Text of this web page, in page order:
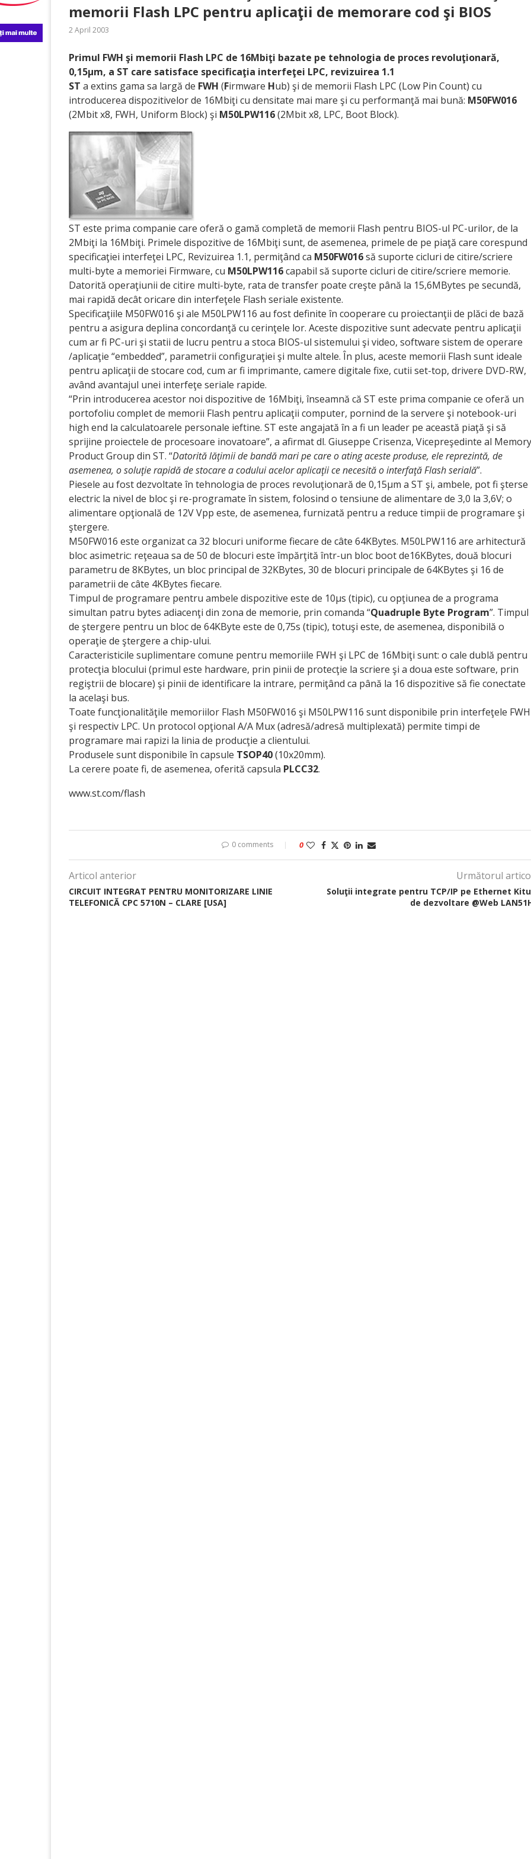
memorii Flash LPC pentru aplicaţii de memorare cod şi BIOS
2 April 2003
Primul FWH şi memorii Flash LPC de 16Mbiţi bazate pe tehnologia de proces revoluţionară,
0,15µm, a ST care satisface specificaţia interfeţei LPC, revizuirea 1.1
ST a extins gama sa largă de FWH (Firmware Hub) şi de memorii Flash LPC (Low Pin Count) cu
introducerea dispozitivelor de 16Mbiţi cu densitate mai mare şi cu performanţă mai bună: M50FW016
(2Mbit x8, FWH, Uniform Block) şi M50LPW116(2Mbit x8, LPC, Boot Block).
ST este prima companie care oferă o gamă completă de memorii Flash pentru BIOS-ul PC-urilor, de la
2Mbiţi la 16Mbiţi. Primele dispozitive de 16Mbiţi sunt, de asemenea, primele de pe piaţă care corespund
specificaţiei interfeţei LPC, Revizuirea 1.1, permiţând ca M50FW016să suporte cicluri de citire/scriere
multi-byte a memoriei Firmware, cu M50LPW116capabil să suporte cicluri de citire/scriere memorie.
Datorită operaţiunii de citire multi-byte, rata de transfer poate creşte până la 15,6MBytes pe secundă,
mai rapidă decât oricare din interfeţele Flash seriale existente.
Specificaţiile M50FW016 şi ale M50LPW116 au fost definite în cooperare cu proiectanţii de plăci de bază
pentru a asigura deplina concordanţă cu cerinţele lor. Aceste dispozitive sunt adecvate pentru aplicaţii
cum ar fi PC-uri şi statii de lucru pentru a stoca BIOS-ul sistemului şi video, software sistem de operare
/aplicaţie “embedded”, parametrii configuraţiei şi multe altele. În plus, aceste memorii Flash sunt ideale
pentru aplicaţii de stocare cod, cum ar fi imprimante, camere digitale fixe, cutii set-top, drivere DVD-RW,
având avantajul unei interfeţe seriale rapide.
“Prin introducerea acestor noi dispozitive de 16Mbiţi, înseamnă că ST este prima companie ce oferă un
portofoliu complet de memorii Flash pentru aplicaţii computer, pornind de la servere şi notebook-uri
high end la calculatoarele personale ieftine. ST este angajată în a fi un leader pe această piaţă şi să
sprijine proiectele de procesoare inovatoare”, a afirmat dl. Giuseppe Crisenza, Vicepreşedinte al Memory
Product Group din ST. “Datorită lăţimii de bandă mari pe care o ating aceste produse, ele reprezintă, de
asemenea, o soluţie rapidă de stocare a codului acelor aplicaţii ce necesită o interfaţă Flash serială”.
Piesele au fost dezvoltate în tehnologia de proces revoluţionară de 0,15µm a ST şi, ambele, pot fi şterse
electric la nivel de bloc şi re-programate în sistem, folosind o tensiune de alimentare de 3,0 la 3,6V; o
alimentare opţională de 12V Vpp este, de asemenea, furnizată pentru a reduce timpii de programare şi
ştergere.
M50FW016 este organizat ca 32 blocuri uniforme fiecare de câte 64KBytes. M50LPW116 are arhitectură
bloc asimetric: reţeaua sa de 50 de blocuri este împărţită într-un bloc boot de16KBytes, două blocuri
parametru de 8KBytes, un bloc principal de 32KBytes, 30 de blocuri principale de 64KBytes şi 16 de
parametrii de câte 4KBytes fiecare.
Timpul de programare pentru ambele dispozitive este de 10µs (tipic), cu opţiunea de a programa
simultan patru bytes adiacenţi din zona de memorie, prin comanda “Quadruple Byte Program”. Timpul
de ştergere pentru un bloc de 64KByte este de 0,75s (tipic), totuşi este, de asemenea, disponibilă o
operaţie de ştergere a chip-ului.
Caracteristicile suplimentare comune pentru memoriile FWH şi LPC de 16Mbiţi sunt: o cale dublă pentru
protecţia blocului (primul este hardware, prin pinii de protecţie la scriere şi a doua este software, prin
regiştrii de blocare) şi pinii de identificare la intrare, permiţând ca până la 16 dispozitive să fie conectate
la acelaşi bus.
Toate funcţionalităţile memoriilor Flash M50FW016 şi M50LPW116 sunt disponibile prin interfeţele FWH
şi respectiv LPC. Un protocol opţional A/A Mux (adresă/adresă multiplexată) permite timpi de
programare mai rapizi la linia de producţie a clientului.
Produsele sunt disponibile în capsule TSOP40(10x20mm).
La cerere poate fi, de asemenea, oferită capsula PLCC32.
www.st.com/flash
0 comments 0
Articol anterior
CIRCUIT INTEGRAT PENTRU MONITORIZARE LINIE
TELEFONICĂ CPC 5710N – CLARE [USA]
Următorul
Soluţii integrate pentru TCP/IP pe Ethernet
de dezvoltare @Web